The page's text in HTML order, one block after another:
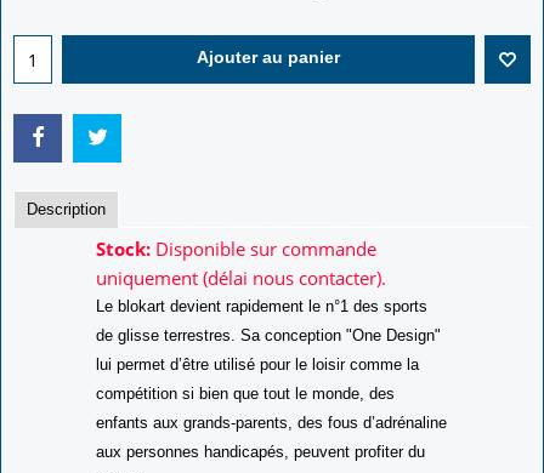
Description
Stock:Disponible sur commande
uniquement (délai nous contacter).
Le blokart devient rapidement le n°1 des sports
de glisse terrestres. Sa conception "One Design"
lui permet d’être utilisé pour le loisir comme la
compétition si bien que tout le monde, des
enfants aux grands-parents, des fous d’adrénaline